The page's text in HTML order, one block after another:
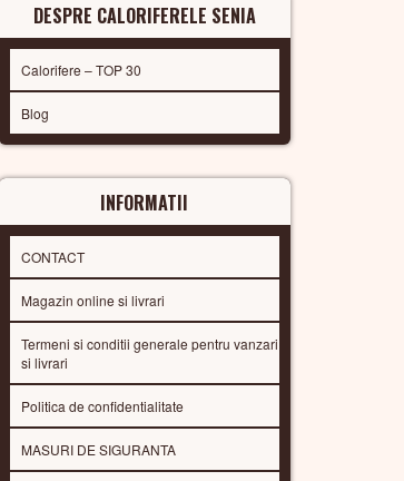
DESPRE CALORIFERELE SENIA
Calorifere – TOP 30
Blog
INFORMATII
CONTACT
Magazin online si livrari
Termeni si conditii generale pentru vanzari
si livrari
Politica de confidentialitate
MASURI DE SIGURANTA